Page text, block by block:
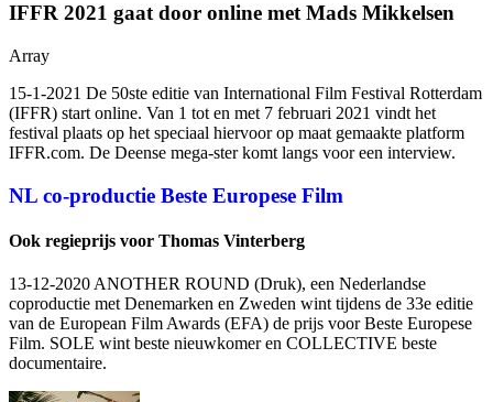
IFFR 2021 gaat door online met Mads Mikkelsen
Array
15-1-2021 De 50ste editie van International Film Festival Rotterdam
(IFFR) start online. Van 1 tot en met 7 februari 2021 vindt het
festival plaats op het speciaal hiervoor op maat gemaakte platform
IFFR.com. De Deense mega-sterkomt langs voor een interview.
NL co-productie Beste Europese Film
Ook regieprijs voor Thomas Vinterberg
13-12-2020 ANOTHER ROUND (Druk), een Nederlandse
coproductie met Denemarken en Zweden wint tijdens de 33e editie
van de European Film Awards (EFA) de prijs voor Beste Europese
Film. SOLE wint beste nieuwkomer en COLLECTIVE beste
documentaire.